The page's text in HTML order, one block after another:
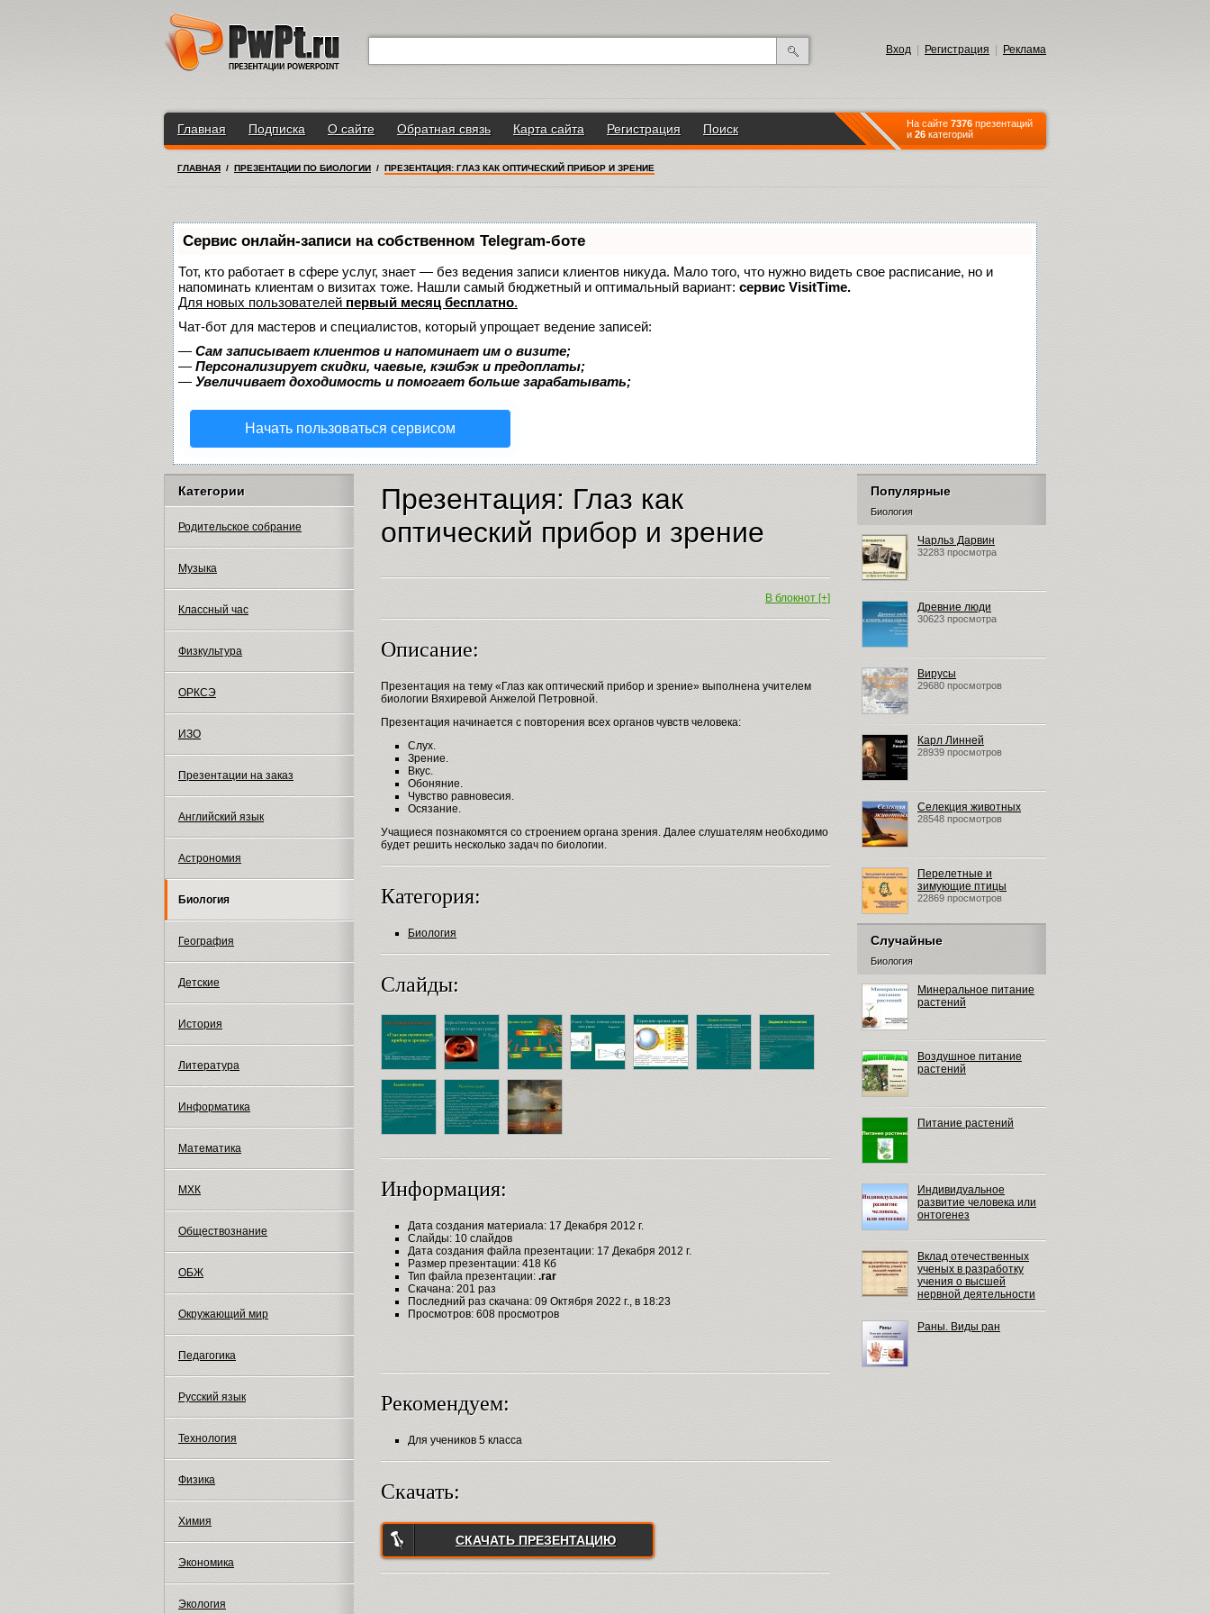
Вход Регистрация Реклама
Главная Подписка О сайте Обратная связь Карта сайта Регистрация Поиск На сайте 7376 презентаций
и 26 категорий
ГЛАВНАЯ / ПРЕЗЕНТАЦИИ ПО БИОЛОГИИ / ПРЕЗЕНТАЦИЯ: ГЛАЗ КАК ОПТИЧЕСКИЙ ПРИБОР И ЗРЕНИЕ
Сервис онлайн-записи на собственном Telegram-боте
Тот, кто работает в сфере услуг, знает — без ведения записи клиентов никуда. Мало того, что нужно видеть свое расписание, но и
напоминать клиентам о визитах тоже. Нашли самый бюджетный и оптимальный вариант: сервис VisitTime.
Для новых пользователей первый месяц бесплатно.
Чат-бот для мастеров и специалистов, который упрощает ведение записей:
— Сам записывает клиентов и напоминает им о визите;
— Персонализирует скидки, чаевые, кэшбэк и предоплаты;
— Увеличивает доходимость и помогает больше зарабатывать;
Начать пользоваться сервисом
Категории
Родительское собрание
Музыка
Классный час
Физкультура
ОРКСЭ
ИЗО
Презентации на заказ
Английский язык
Астрономия
Биология
География
Детские
История
Литература
Информатика
Математика
МХК
Обществознание
ОБЖ
Окружающий мир
Педагогика
Русский язык
Технология
Физика
Химия
Экономика
Экология
Презентация: Глаз как
оптический прибор и зрение
В блокнот [+]
Описание:
Презентация на тему «Глаз как оптический прибор и зрение» выполнена учителем
биологии Вяхиревой Анжелой Петровной.
Презентация начинается с повторения всех органов чувств человека:
Слух.
Зрение.
Вкус.
Обоняние.
Чувство равновесия.
Осязание.
Учащиеся познакомятся со строением органа зрения. Далее слушателям необходимо
будет решить несколько задач по биологии.
Категория:
Биология
Слайды:
Информация:
Дата создания материала: 17 Декабря 2012 г.
Слайды: 10 слайдов
Дата создания файла презентации: 17 Декабря 2012 г.
Размер презентации: 418 Кб
Тип файла презентации: .rar
Скачана: 201 раз
Последний раз скачана: 09 Октября 2022 г., в 18:23
Просмотров: 608 просмотров
Рекомендуем:
Для учеников 5 класса
Скачать:
СКАЧАТЬ ПРЕЗЕНТАЦИЮ
Популярные
Биология
Чарльз Дарвин
32283 просмотра
Древние люди
30623 просмотра
Вирусы
29680 просмотров
Карл Линней
28939 просмотров
Селекция животных
28548 просмотров
Перелетные и
зимующие птицы
22869 просмотров
Случайные
Биология
Минеральное питание
растений
Воздушное питание
растений
Питание растений
Индивидуальное
развитие человека или
онтогенез
Вклад отечественных
ученых в разработку
учения о высшей
нервной деятельности
Раны. Виды ран